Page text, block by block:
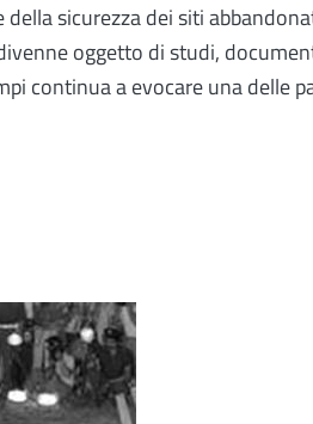
sicurezza dei siti
oggetto di studi,
continua a evocare una delle